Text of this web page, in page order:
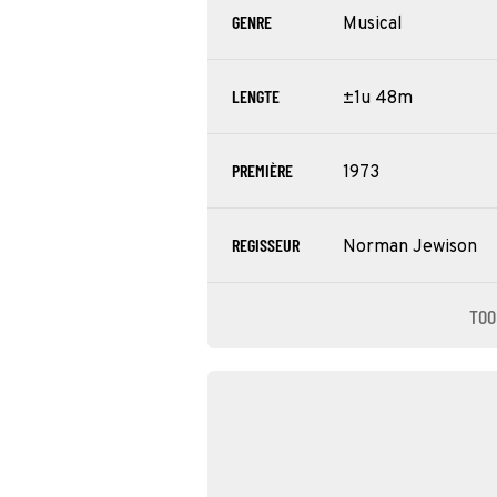
GENRE Musical
LENGTE ±1u 48m
PREMIÈRE 1973
REGISSEUR Norman Jewison